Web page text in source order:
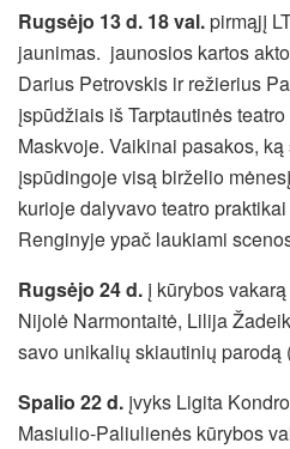
Rugsėjo 13 d. 18 val.pirmąjį
jaunimas. jaunosios kartos
Darius Petrovskis ir režierius
įspūdžiais iš Tarptautinės
Maskvoje. Vaikinai pasakos,
įspūdingoje visą birželio
kurioje dalyvavo teatro
Renginyje ypač laukiami
Rugsėjo 24 d. į kūrybos
Nijolė Narmontaitė, Lilija
savo unikalių skiautinių parodą
Spalio 22 d. įvyks Ligita
Masiulio-Paliulienės kūrybos